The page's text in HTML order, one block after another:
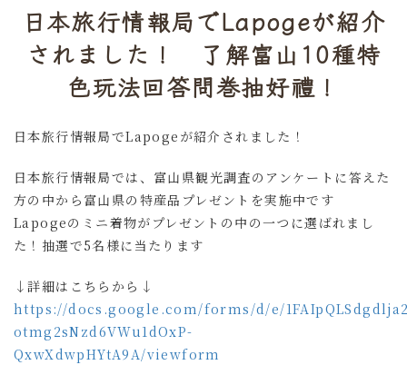
日本旅行情報局でLapogeが紹介
されました！ 了解富山10種特
色玩法回答問巻抽好禮！
日本旅行情報局でLapogeが紹介されました！
日本旅行情報局では、 富山県観光調査のアンケートに答えた
方の中から 富山県の特産品プレゼントを実施中です
Lapogeのミニ着物がプレゼントの中の一つに選ばれまし
た！抽選で5名様に当たります
↓詳細はこちらから↓
https://docs.google.com/forms/d/e/
otmg2sNzd6VWu1dOxP-
QxwXdwpHYtA9A/viewform